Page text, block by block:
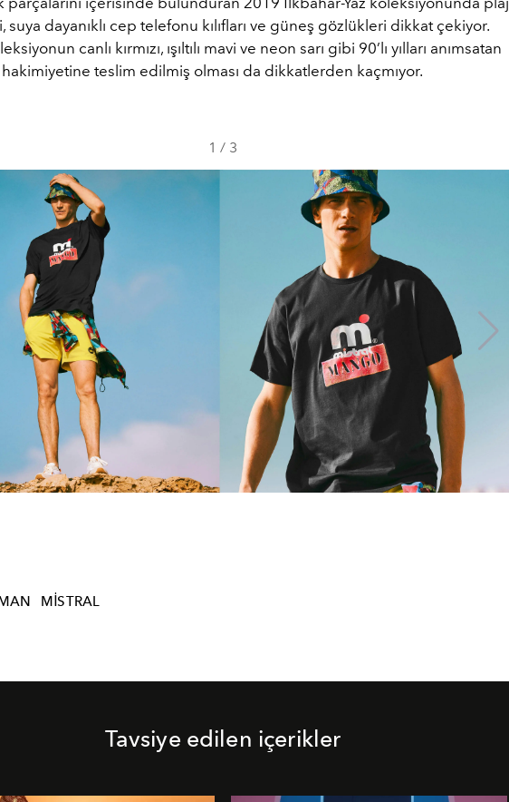
suya dayanıklı cep telefonu kılıfları ve güneş gözlükleri dikkat çekiyor.
canlı kırmızı, ışıltılı mavi ve neon sarı gibi 90’lı yılları anımsatan
teslim edilmiş olması da dikkatlerden kaçmıyor.
1 / 3
MISTRAL
Tavsiye edilen içerikler